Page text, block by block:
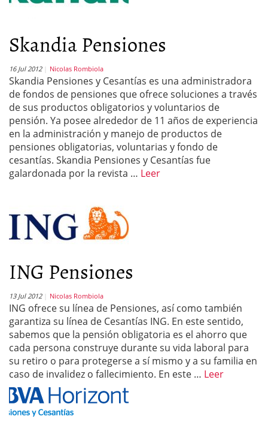
Skandia Pensiones
16 Jul 2012 Nicolas Rombiola
Skandia Pensiones y Cesantías es una administradora
de fondos de pensiones que ofrece soluciones a través
de sus productos obligatorios y voluntarios de
pensión. Ya posee alrededor de 11 años de experiencia
en la administración y manejo de productos de
pensiones obligatorias, voluntarias y fondo de
cesantías. Skandia Pensiones y Cesantías fue
galardonada por la revista … Leer
ING Pensiones
13 Jul 2012 Nicolas Rombiola
ING ofrece su línea de Pensiones, así como también
garantiza su línea de Cesantías ING. En este sentido,
sabemos que la pensión obligatoria es el ahorro que
cada persona construye durante su vida laboral para
su retiro o para protegerse a sí mismo y a su familia en
caso de invalidez o fallecimiento. En este … Leer